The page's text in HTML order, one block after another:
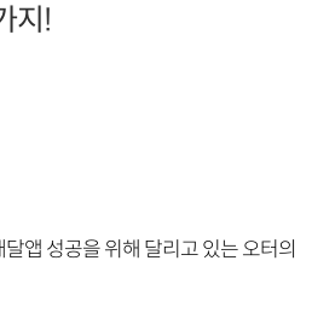
지!
앱 성공을 위해 달리고 있는 오터의